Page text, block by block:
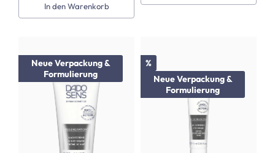
In den Warenkorb
Neue Verpackung &
Formulierung
Rabatt
%
Neue Verpackung &
Formulierung